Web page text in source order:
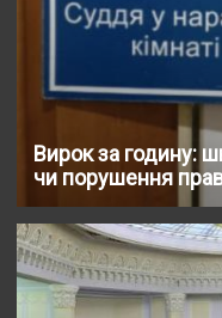
Вирок за годину:
чи порушення